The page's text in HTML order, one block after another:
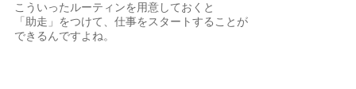
こういったルーティンを用意しておくと
「助走」をつけて、仕事をスタートすることが
できるんですよね。